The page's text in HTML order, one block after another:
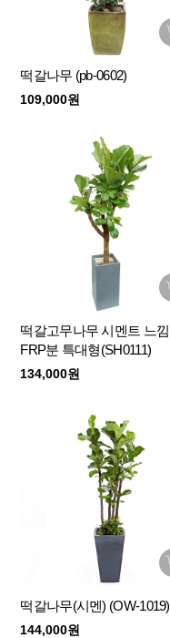
떡갈나무 (pb-0602)
109,000원
떡갈고무나무 시멘트 느낌
FRP분 특대형(SH0111)
134,000원
떡갈나무(시멘) (OW-1019)
144,000원